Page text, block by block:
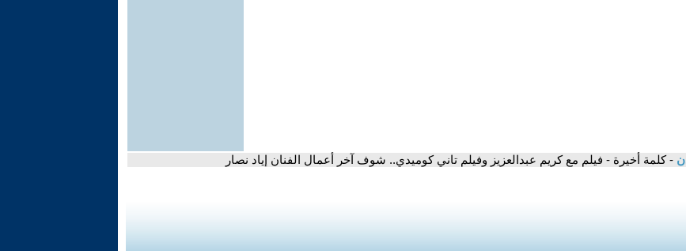
- كلمة أخيرة - فيلم مع كريم عبدالعزيز وفيلم تاني كوميدي.. شوف آخر أعمال الفنان إياد نصار